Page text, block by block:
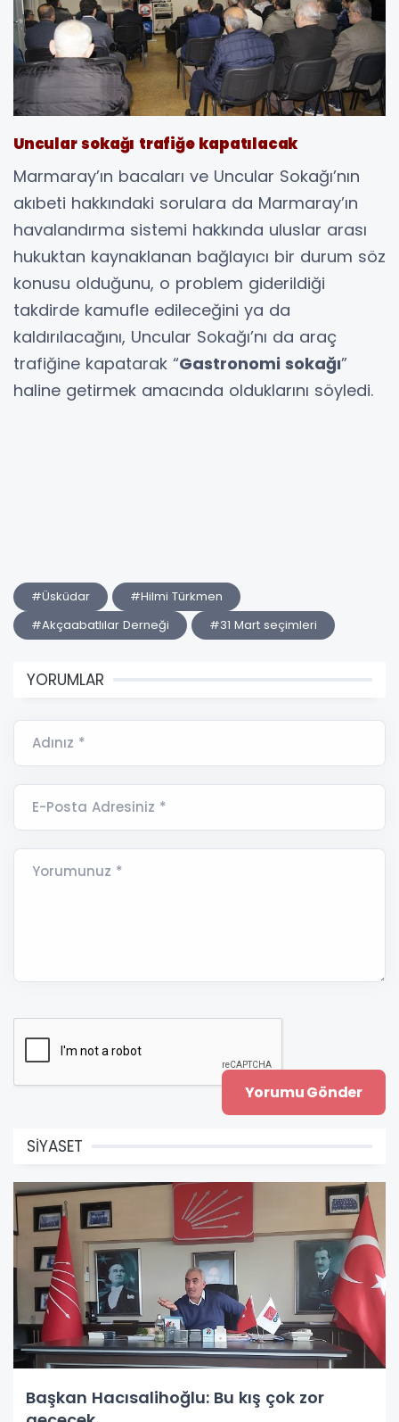
Uncular sokağı trafiğe kapatılacak
Marmaray’ın bacaları ve Uncular Sokağı’nın
akıbeti hakkındaki sorulara da Marmaray’ın
havalandırma sistemi hakkında uluslar arası
hukuktan kaynaklanan bağlayıcı bir durum söz
konusu olduğunu, o problem giderildiği
takdirde kamufle edileceğini ya da
kaldırılacağını, Uncular Sokağı’nı da araç
trafiğine kapatarak “Gastronomi sokağı”
haline getirmek amacında olduklarını söyledi.
#Üsküdar
#Hilmi Türkmen
#Akçaabatlılar Derneği
#31 Mart seçimleri
YORUMLAR
Adınız *
E-Posta Adresiniz *
Yorumunuz *
SİYASET
Başkan Hacısalihoğlu: Bu kış çok zor